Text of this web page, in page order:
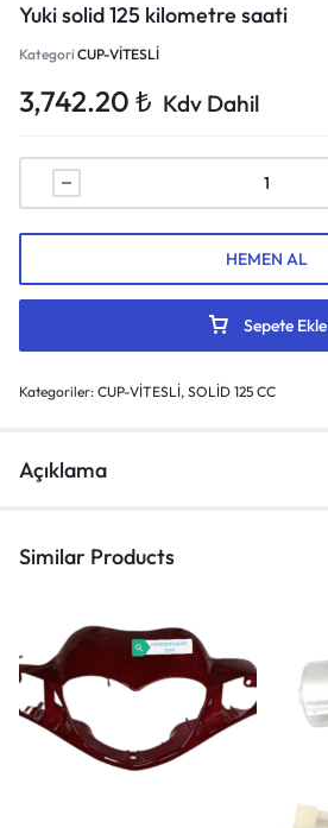
Yuki solid 125 kilometre saati
Kategori CUP-VİTESLİ
3,742.20 ₺ Kdv Dahil
Sepete Ekle
HEMEN AL
Kategoriler: CUP-VİTESLİ, SOLİD 125 CC
Açıklama
Similar Products